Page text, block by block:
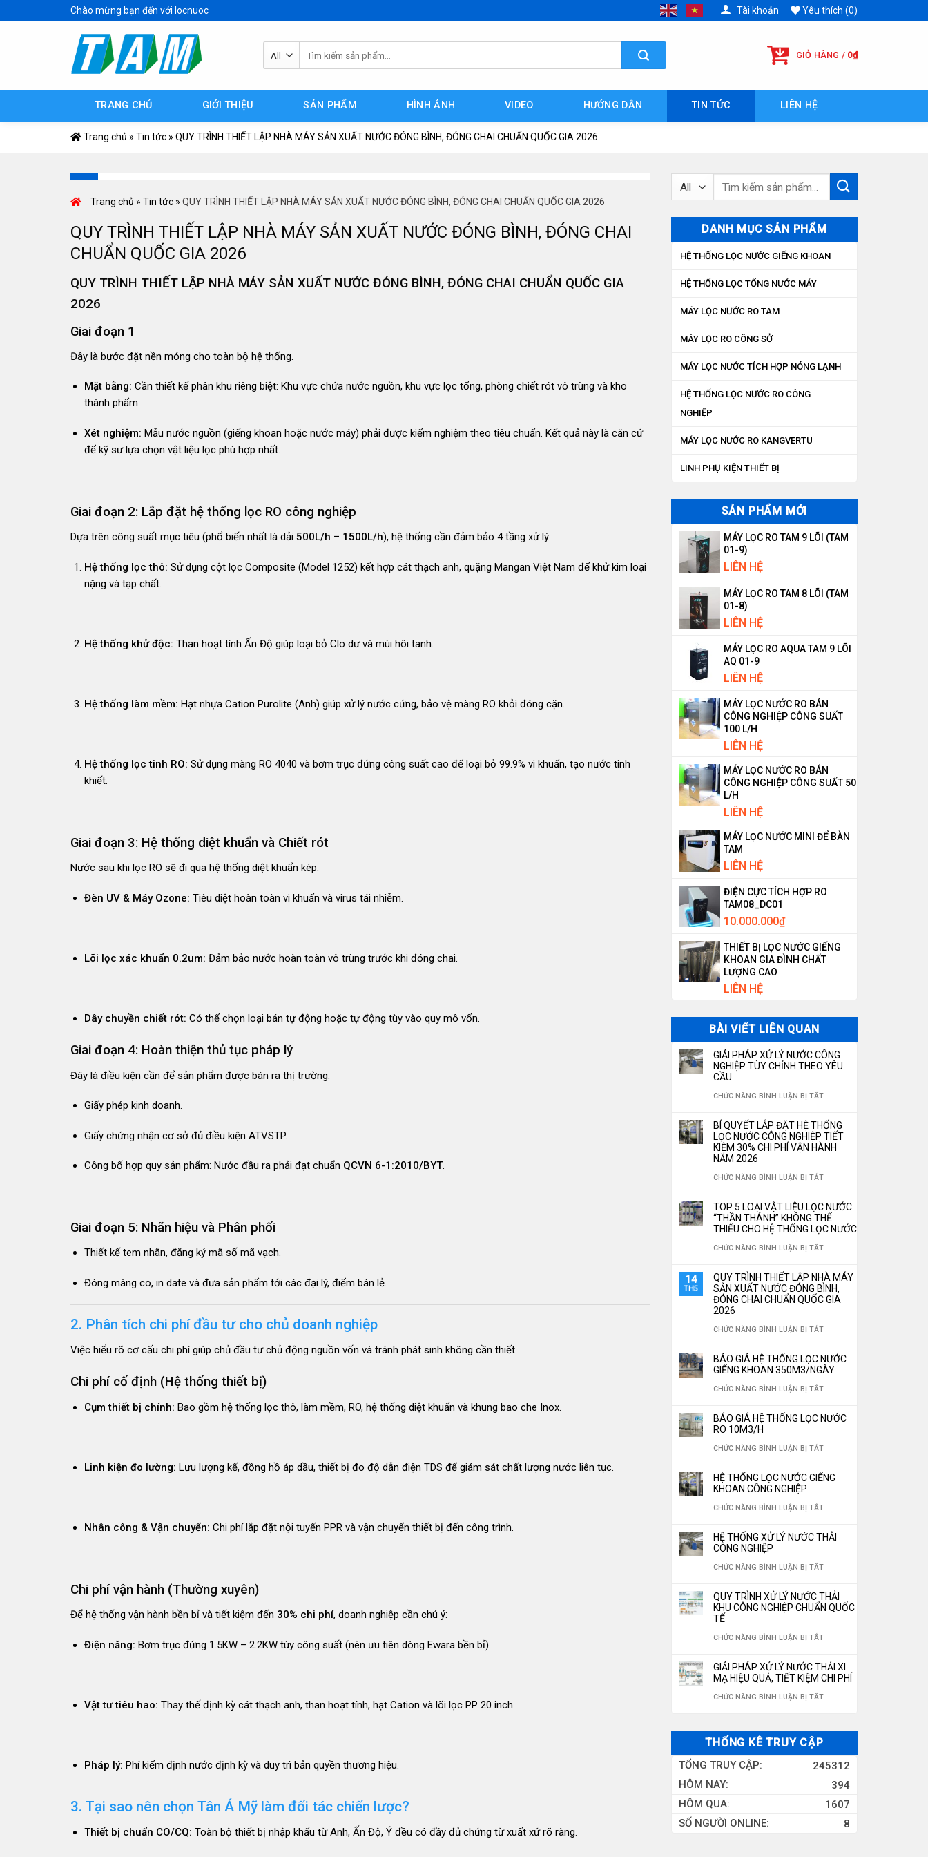
to
Chào mừng bạn đến với locnuoc Tài khoản Yêu thích (0)
kiếm:
GIỎ HÀNG / 0₫
TRANG CHỦ GIỚI THIỆU SẢN PHẨM HÌNH ẢNH VIDEO HƯỚNG DẪN TIN TỨC LIÊN HỆ
Trang chủ » Tin tức » QUY TRÌNH THIẾT LẬP NHÀ MÁY SẢN XUẤT NƯỚC ĐÓNG BÌNH, ĐÓNG CHAI CHUẨN QUỐC GIA 2026
Trang chủ » Tin tức » QUY TRÌNH THIẾT LẬP NHÀ MÁY SẢN XUẤT NƯỚC ĐÓNG BÌNH, ĐÓNG CHAI CHUẨN QUỐC GIA 2026
QUY TRÌNH THIẾT LẬP NHÀ MÁY SẢN XUẤT NƯỚC ĐÓNG BÌNH, ĐÓNG CHAI
CHUẨN QUỐC GIA 2026
QUY TRÌNH THIẾT LẬP NHÀ MÁY SẢN XUẤT NƯỚC ĐÓNG BÌNH, ĐÓNG CHAI CHUẨN QUỐC GIA
2026
Giai đoạn 1
Đây là bước đặt nền móng cho toàn bộ hệ thống.
Mặt bằng: Cần thiết kế phân khu riêng biệt: Khu vực chứa nước nguồn, khu vực lọc tổng, phòng chiết rót vô trùng và kho
thành phẩm.
Xét nghiệm: Mẫu nước nguồn (giếng khoan hoặc nước máy) phải được kiểm nghiệm theo tiêu chuẩn. Kết quả này là căn cứ
để kỹ sư lựa chọn vật liệu lọc phù hợp nhất.
Giai đoạn 2: Lắp đặt hệ thống lọc RO công nghiệp
Dựa trên công suất mục tiêu (phổ biến nhất là dải 500L/h – 1500L/h), hệ thống cần đảm bảo 4 tầng xử lý:
Hệ thống lọc thô: Sử dụng cột lọc Composite (Model 1252) kết hợp cát thạch anh, quặng Mangan Việt Nam để khử kim loại
nặng và tạp chất.
Hệ thống khử độc: Than hoạt tính Ấn Độ giúp loại bỏ Clo dư và mùi hôi tanh.
Hệ thống làm mềm: Hạt nhựa Cation Purolite (Anh) giúp xử lý nước cứng, bảo vệ màng RO khỏi đóng cặn.
Hệ thống lọc tinh RO: Sử dụng màng RO 4040 và bơm trục đứng công suất cao để loại bỏ 99.9% vi khuẩn, tạo nước tinh
khiết.
Giai đoạn 3: Hệ thống diệt khuẩn và Chiết rót
Nước sau khi lọc RO sẽ đi qua hệ thống diệt khuẩn kép:
Đèn UV & Máy Ozone: Tiêu diệt hoàn toàn vi khuẩn và virus tái nhiễm.
Lõi lọc xác khuẩn 0.2um: Đảm bảo nước hoàn toàn vô trùng trước khi đóng chai.
Dây chuyền chiết rót: Có thể chọn loại bán tự động hoặc tự động tùy vào quy mô vốn.
Giai đoạn 4: Hoàn thiện thủ tục pháp lý
Đây là điều kiện cần để sản phẩm được bán ra thị trường:
Giấy phép kinh doanh.
Giấy chứng nhận cơ sở đủ điều kiện ATVSTP.
Công bố hợp quy sản phẩm: Nước đầu ra phải đạt chuẩn QCVN 6-1:2010/BYT.
Giai đoạn 5: Nhãn hiệu và Phân phối
Thiết kế tem nhãn, đăng ký mã số mã vạch.
Đóng màng co, in date và đưa sản phẩm tới các đại lý, điểm bán lẻ.
2. Phân tích chi phí đầu tư cho chủ doanh nghiệp
Việc hiểu rõ cơ cấu chi phí giúp chủ đầu tư chủ động nguồn vốn và tránh phát sinh không cần thiết.
Chi phí cố định (Hệ thống thiết bị)
Cụm thiết bị chính: Bao gồm hệ thống lọc thô, làm mềm, RO, hệ thống diệt khuẩn và khung bao che Inox.
Linh kiện đo lường: Lưu lượng kế, đồng hồ áp dầu, thiết bị đo độ dẫn điện TDS để giám sát chất lượng nước liên tục.
Nhân công & Vận chuyển: Chi phí lắp đặt nội tuyến PPR và vận chuyển thiết bị đến công trình.
Chi phí vận hành (Thường xuyên)
Để hệ thống vận hành bền bỉ và tiết kiệm đến 30% chi phí, doanh nghiệp cần chú ý:
Điện năng: Bơm trục đứng 1.5KW – 2.2KW tùy công suất (nên ưu tiên dòng Ewara bền bỉ).
Vật tư tiêu hao: Thay thế định kỳ cát thạch anh, than hoạt tính, hạt Cation và lõi lọc PP 20 inch.
Pháp lý: Phí kiểm định nước định kỳ và duy trì bản quyền thương hiệu.
3. Tại sao nên chọn Tân Á Mỹ làm đối tác chiến lược?
Thiết bị chuẩn CO/CQ: Toàn bộ thiết bị nhập khẩu từ Anh, Ấn Độ, Ý đều có đầy đủ chứng từ xuất xứ rõ ràng.
Tìm
DANH MỤC SẢN PHẨM
HỆ THỐNG LỌC NƯỚC GIẾNG KHOAN
HỆ THỐNG LỌC TỔNG NƯỚC MÁY
MÁY LỌC NƯỚC RO TAM
MÁY LỌC RO CÔNG SỞ
MÁY LỌC NƯỚC TÍCH HỢP NÓNG LẠNH
HỆ THỐNG LỌC NƯỚC RO CÔNG
NGHIỆP
MÁY LỌC NƯỚC RO KANGVERTU
LINH PHỤ KIỆN THIẾT BỊ
SẢN PHẨM MỚI
MÁY LỌC RO TAM 9 LÕI (TAM
01-9)
LIÊN HỆ
MÁY LỌC RO TAM 8 LÕI (TAM
01-8)
LIÊN HỆ
MÁY LỌC RO AQUA TAM 9 LÕI
AQ 01-9
LIÊN HỆ
MÁY LỌC NƯỚC RO BÁN
CÔNG NGHIỆP CÔNG SUẤT
100 L/H
LIÊN HỆ
MÁY LỌC NƯỚC RO BÁN
CÔNG NGHIỆP CÔNG SUẤT 50
L/H
LIÊN HỆ
MÁY LỌC NƯỚC MINI ĐỂ BÀN
TAM
LIÊN HỆ
ĐIỆN CỰC TÍCH HỢP RO
TAM08_DC01
10.000.000₫
THIẾT BỊ LỌC NƯỚC GIẾNG
KHOAN GIA ĐÌNH CHẤT
LƯỢNG CAO
LIÊN HỆ
BÀI VIẾT LIÊN QUAN
GIẢI PHÁP XỬ LÝ NƯỚC CÔNG
NGHIỆP TÙY CHỈNH THEO YÊU
CẦU
CHỨC NĂNG BÌNH LUẬN BỊ TẮTỞ
PHÁP
XỬ
CÔNG
NGHIỆP
TÙY
THEO
YÊU
BÍ QUYẾT LẮP ĐẶT HỆ THỐNG
LỌC NƯỚC CÔNG NGHIỆP TIẾT
KIỆM 30% CHI PHÍ VẬN HÀNH
NĂM 2026
CHỨC NĂNG BÌNH LUẬN BỊ TẮTỞ
QUYẾT
LẮP
HỆ
THỐNG
NƯỚC
NGHIỆP
30%
VẬN
2026
TOP 5 LOẠI VẬT LIỆU LỌC NƯỚC
“THẦN THÁNH” KHÔNG THỂ
THIẾU CHO HỆ THỐNG LỌC NƯỚC
CHỨC NĂNG BÌNH LUẬN BỊ TẮTỞ
5
LOẠI
LỌC
THÁNH”
THIẾU
HỆ
NƯỚC
14
TH5
QUY TRÌNH THIẾT LẬP NHÀ MÁY
SẢN XUẤT NƯỚC ĐÓNG BÌNH,
ĐÓNG CHAI CHUẨN QUỐC GIA
2026
CHỨC NĂNG BÌNH LUẬN BỊ TẮTỞ
TRÌNH
THIẾT
NHÀ
XUẤT
BÌNH,
CHUẨN
QUỐC
BÁO GIÁ HỆ THỐNG LỌC NƯỚC
GIẾNG KHOAN 350M3/NGÀY
CHỨC NĂNG BÌNH LUẬN BỊ TẮTỞ
GIÁ
HỆ
LỌC
KHOAN
BÁO GIÁ HỆ THỐNG LỌC NƯỚC
RO 10M3/H
CHỨC NĂNG BÌNH LUẬN BỊ TẮTỞ
HỆ
LỌC
10M3/H
HỆ THỐNG LỌC NƯỚC GIẾNG
KHOAN CÔNG NGHIỆP
CHỨC NĂNG BÌNH LUẬN BỊ TẮTỞ
LỌC
GIẾNG
CÔNG
HỆ THỐNG XỬ LÝ NƯỚC THẢI
CÔNG NGHIỆP
CHỨC NĂNG BÌNH LUẬN BỊ TẮTỞ
THỐNG
NƯỚC
THẢI
CÔNG
QUY TRÌNH XỬ LÝ NƯỚC THẢI
KHU CÔNG NGHIỆP CHUẨN QUỐC
TẾ
CHỨC NĂNG BÌNH LUẬN BỊ TẮTỞ
TRÌNH
XỬ
NƯỚC
KHU
CÔNG
NGHIỆP
CHUẨN
GIẢI PHÁP XỬ LÝ NƯỚC THẢI XI
MẠ HIỆU QUẢ, TIẾT KIỆM CHI PHÍ
CHỨC NĂNG BÌNH LUẬN BỊ TẮTỞ
PHÁP
LÝ
NƯỚC
THẢI
THỐNG KÊ TRUY CẬP
245312
TỔNG TRUY CẬP:
394
HÔM NAY:
1607
HÔM QUA:
8
SỐ NGƯỜI ONLINE: